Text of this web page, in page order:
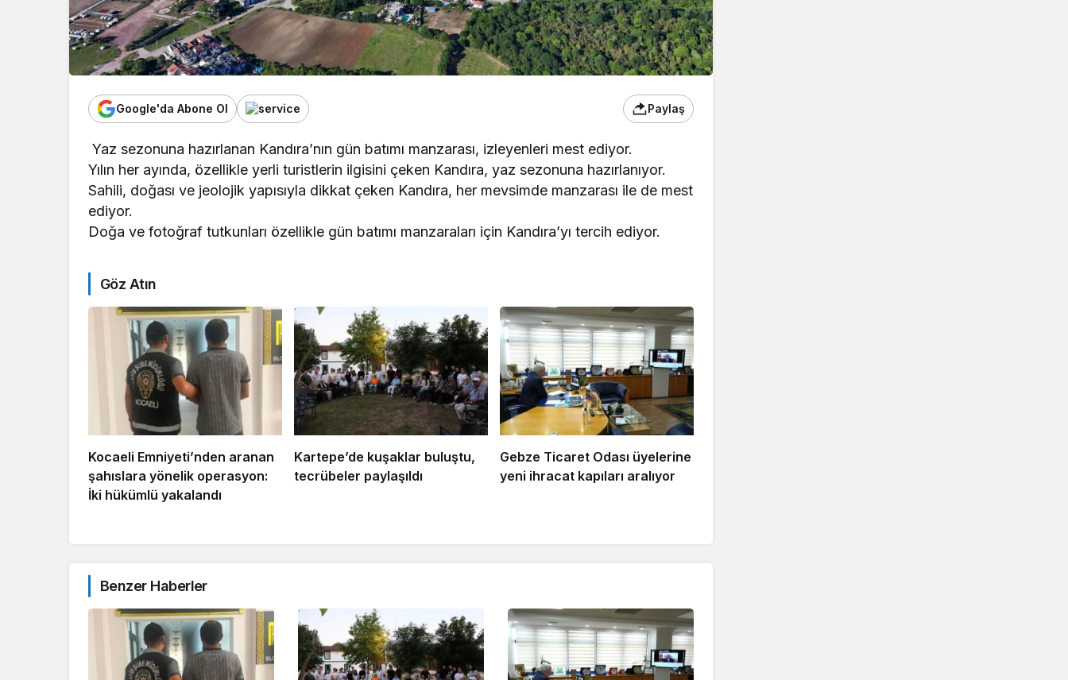
Google'da Abone Ol Paylaş
Yaz sezonuna hazırlanan Kandıra’nın gün batımı manzarası, izleyenleri mest ediyor.
Yılın her ayında, özellikle yerli turistlerin ilgisini çeken Kandıra, yaz sezonuna hazırlanıyor.
Sahili, doğası ve jeolojik yapısıyla dikkat çeken Kandıra, her mevsimde manzarası ile de mest
ediyor.
Doğa ve fotoğraf tutkunları özellikle gün batımı manzaraları için Kandıra’yı tercih ediyor.
Göz Atın
Kocaeli Emniyeti’nden aranan
şahıslara yönelik operasyon:
İki hükümlü yakalandı
Kartepe’de kuşaklar buluştu,
tecrübeler paylaşıldı
Gebze Ticaret Odası üyelerine
yeni ihracat kapıları aralıyor
Benzer Haberler